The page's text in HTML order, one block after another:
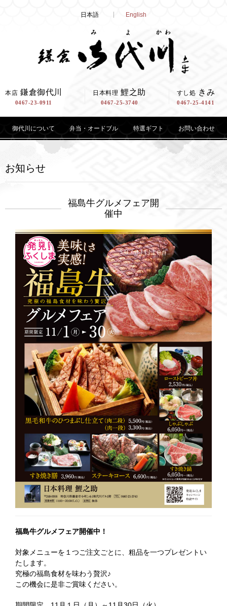
English
日本語
本店 鎌倉御代川
0467-23-0911
日本料理 鯉之助
0467-25-3740
すし処 きみ
0467-25-4141
御代川について 弁当・オードブル 特選ギフト お問い合わせ
お知らせ
福島牛グルメフェア開
催中
福島牛グルメフェア開催中！
対象メニューを１つご注文ごとに、粗品を一つプレゼントい
たします。
究極の福島食材を味わう贅沢♪
この機会に是非ご賞味ください。